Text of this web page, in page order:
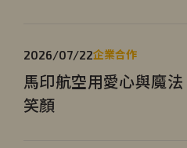
2026/07/22企業合作
馬印航空用愛心與魔
笑顏